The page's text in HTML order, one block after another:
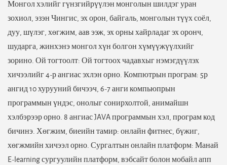
Монгол хэлийг гүнзгийрүүлэн монголын шилдэг уран
зохиол, эзэн Чингис, эх орон, байгаль, монголын түүх соёл,
дуу, шүлэг, хөгжим, аав ээж, эх орны хайрладаг эх оронч,
шударга, жинхэнэ монгол хүн болгон хүмүүжүүлхийг
зорино. Ой тогтоолт: Ой тогтоох чадавхыг нэмэгдүүлэх
хичээлийг 4-р ангиас эхлэн орно. Компютрын програм: 5р
ангид 10 хурууний бичээч, 6-7 анги компьюпрын
программын үндэс, онолыг сонирхолтой, анимайшн
хэлбэрээр орно. 8 ангиас JAVA программын хэл, програм код
бичинэ. Хөгжим, биеийн тамир: онлайн фитнес, бүжиг,
хөгжмийн хичээл орно. Сургалтын онлайн платформ: Манай
E-learning сургуулийн платформ, вэбсайт болон мобайл апп